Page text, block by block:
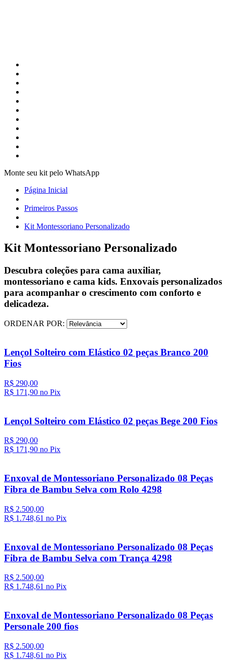
Monte seu kit pelo WhatsApp
Página Inicial
Primeiros Passos
Kit Montessoriano Personalizado
Kit Montessoriano Personalizado
Descubra coleções para cama auxiliar,
montessoriano e cama kids. Enxovais personalizados
para acompanhar o crescimento com conforto e
delicadeza.
ORDENAR POR:
Lençol Solteiro com Elástico 02 peças Branco 200
Fios
R$ 290,00
R$ 171,90 no Pix
Lençol Solteiro com Elástico 02 peças Bege 200 Fios
R$ 290,00
R$ 171,90 no Pix
Enxoval de Montessoriano Personalizado 08 Peças
Fibra de Bambu Selva com Rolo 4298
R$ 2.500,00
R$ 1.748,61 no Pix
Enxoval de Montessoriano Personalizado 08 Peças
Fibra de Bambu Selva com Trança 4298
R$ 2.500,00
R$ 1.748,61 no Pix
Enxoval de Montessoriano Personalizado 08 Peças
Personale 200 fios
R$ 2.500,00
R$ 1.748,61 no Pix